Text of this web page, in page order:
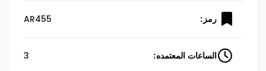
رمز: AR455
الساعات المعتمده: 3